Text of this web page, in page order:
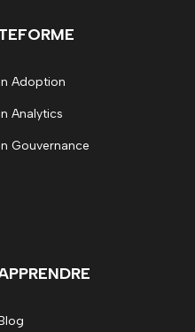
Adoption
Analytics
Gouvernance